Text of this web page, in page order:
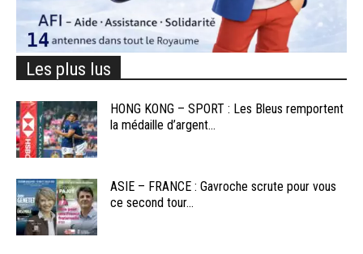
Les plus lus
HONG KONG – SPORT : Les Bleus remportent
la médaille d’argent...
ASIE – FRANCE : Gavroche scrute pour vous
ce second tour...